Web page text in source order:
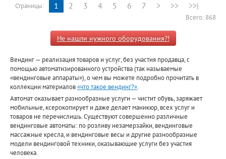
Страницы: 1 2 3 4 5 6 7 > >> >>|
Всего: 868
Не нашли нужного оборудования?!
Вендинг — реализация товаров и услуг, без участия продавца, с
помощью автоматизированного устройства (так называемые
«вендинговые аппараты»), о чем вы можете подробно прочитать в
коллекции материалов«что такое вендинг?».
Автомат оказывает разнообразные услуги — чистит обувь, заряжает
мобильные, ксерокопирует и даже делает маникюр, всех услуг и
товаров не перечислишь. Существуют совершенно различные
вендинговые автоматы: по розливу незамерзайки, вендинговые
массажные кресла, и вендинговые весы и другие разнообразные
модели вендинговой техники, оказывающие услуги без участия
человека.